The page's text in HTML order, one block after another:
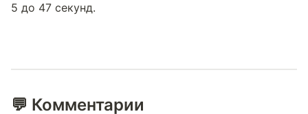
5 до 47 секунд.
💬 Комментарии